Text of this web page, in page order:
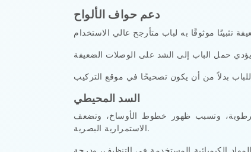
دعم حواف الألواح
السد المحيطي
الرطوبة، وتسبب ظهور خطوط الأوساخ، وتضعف
الاستمرارية البصرية.
الكيميائية المستخدمة في التنظيف، ودرجة